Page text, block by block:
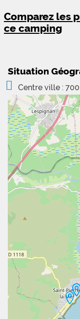
Comparez les
ce camping
Situation
Centre ville :